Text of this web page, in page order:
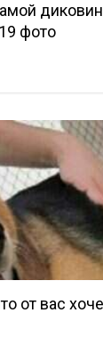
фото
от вас